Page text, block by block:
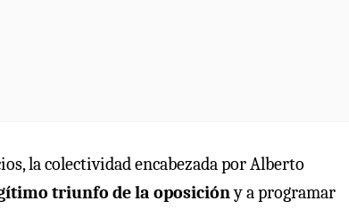
la colectividad encabezada por Alberto
triunfo de la oposicióny a programar